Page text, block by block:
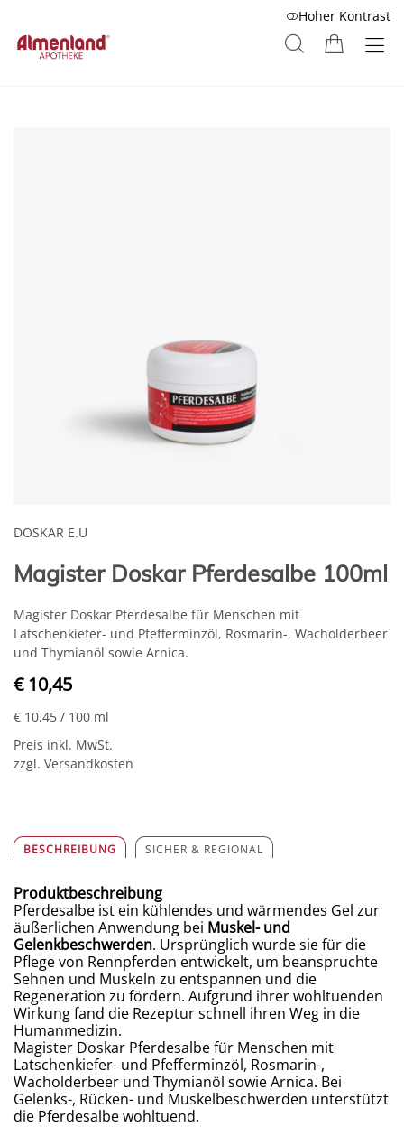
Hoher Kontrast
DOSKAR E.U
Magister Doskar Pferdesalbe 100ml
Magister Doskar Pferdesalbe für Menschen mit
Latschenkiefer- und Pfefferminzöl, Rosmarin-, Wacholderbeer
und Thymianöl sowie Arnica.
€ 10,45
€ 10,45 / 100 ml
Preis inkl. MwSt.
zzgl. Versandkosten
BESCHREIBUNG SICHER & REGIONAL
Produktbeschreibung
Pferdesalbe ist ein kühlendes und wärmendes Gel zur
äußerlichen Anwendung bei Muskel- und
Gelenkbeschwerden. Ursprünglich wurde sie für die
Pflege von Rennpferden entwickelt, um beanspruchte
Sehnen und Muskeln zu entspannen und die
Regeneration zu fördern. Aufgrund ihrer wohltuenden
Wirkung fand die Rezeptur schnell ihren Weg in die
Humanmedizin.
Magister Doskar Pferdesalbe für Menschen mit
Latschenkiefer- und Pfefferminzöl, Rosmarin-,
Wacholderbeer und Thymianöl sowie Arnica. Bei
Gelenks-, Rücken- und Muskelbeschwerden unterstützt
die Pferdesalbe wohltuend.